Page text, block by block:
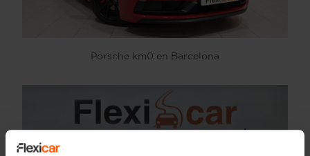
Porsche km0 en Barcelona